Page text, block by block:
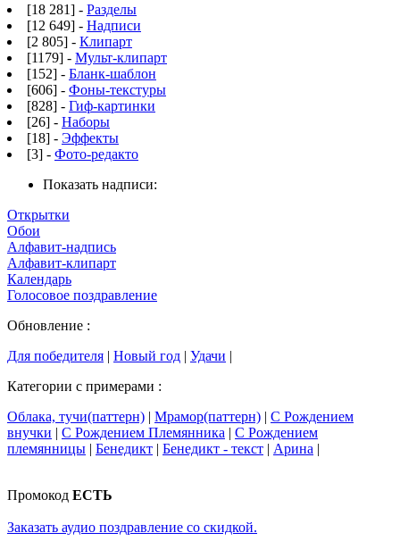
[18 281] - Разделы
[12 649] - Надписи
[2 805] - Клипарт
[1179] - Мульт-клипарт
[152] - Бланк-шаблон
[606] - Фоны-текстуры
[828] - Гиф-картинки
[26] - Наборы
[18] - Эффекты
[3] - Фото-редакто
Показать надписи:
Открытки
Обои
Алфавит-надпись
Алфавит-клипарт
Календарь
Голосовое поздравление
Обновление :
Для победителя | Новый год | Удачи |
Категории с примерами :
Облака, тучи(паттерн) | Мрамор(паттерн) | С Рождением
внучки | С Рождением Племянника | С Рождением
племянницы | Бенедикт | Бенедикт - текст | Арина |
Промокод ЕСТЬ
Заказать аудио поздравление со скидкой.